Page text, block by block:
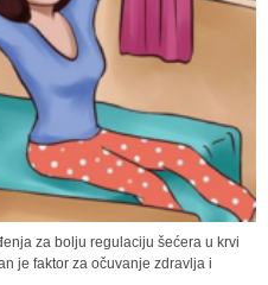
za bolju regulaciju šećera u krvi
je faktor za očuvanje zdravlja i